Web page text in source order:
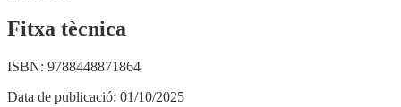
Fitxa tècnica
ISBN: 9788448871864
Data de publicació: 01/10/2025